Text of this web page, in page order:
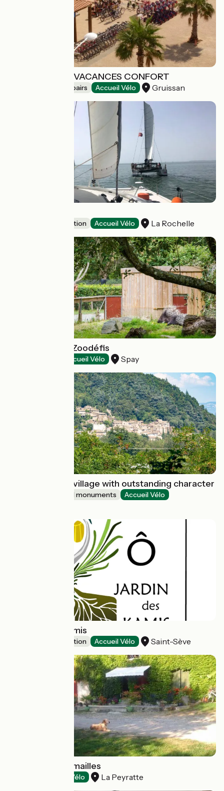
BEACH BIKES - VACANCES CONFORT
Bicycle rentals/ repairs Accueil Vélo Gruissan
Leisure and recreation Accueil Vélo La Rochelle
Spaycific'Zoo / Zoodéfis
Accueil Vélo Spay
Beauchastel : a village with outstanding character
Sites and historical monuments Accueil Vélo
Ô Jardin des Kamis
Leisure and recreation Accueil Vélo Saint-Sève
Le Moulin de Fumailles
Accueil Vélo La Peyratte